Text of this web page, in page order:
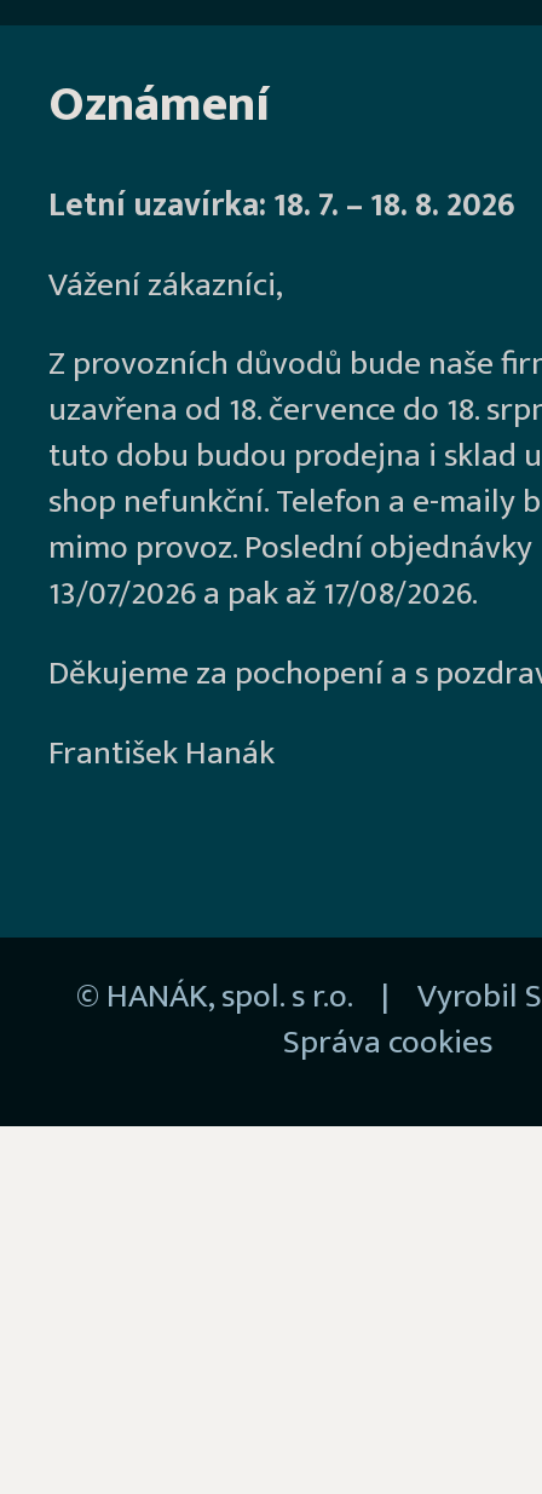
Oznámení
Letní uzavírka: 18. 7. – 18. 8. 2026
Vážení zákazníci,
Z provozních důvodů bude naše
uzavřena od 18. července do 18.
tuto dobu budou prodejna i sklad
shop nefunkční. Telefon a e-maily
mimo provoz. Poslední
13/07/2026 a pak až 17/08/2026.
Děkujeme za pochopení a s
František Hanák
© HANÁK, spol. s r.o. | Vyrobil
Správa cookies